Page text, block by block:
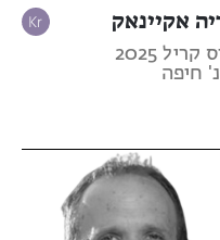
אקיינאק
קריל 2025
חיפה